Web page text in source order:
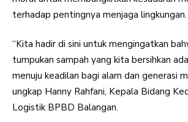
terhadap pentingnya menjaga lingkungan.
“Kita hadir di sini untuk mengingatkan
tumpukan sampah yang kita bersihkan
menuju keadilan bagi alam dan generasi
ungkap Hanny Rahfani, Kepala Bidang
Logistik BPBD Balangan.